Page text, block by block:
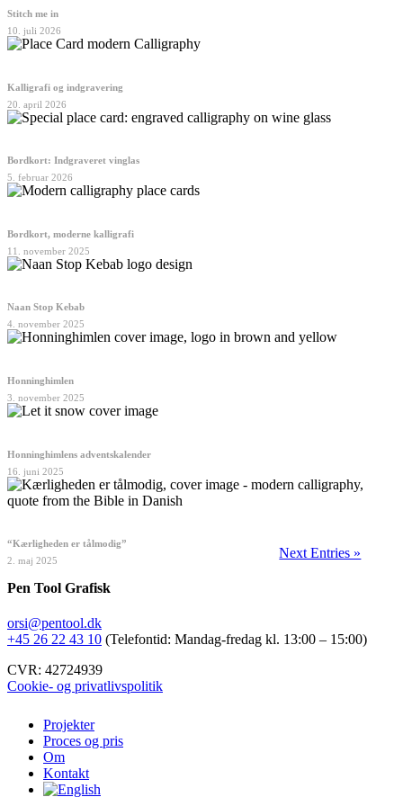
Stitch me in
10. juli 2026
Kalligrafi og indgravering
20. april 2026
Bordkort: Indgraveret vinglas
5. februar 2026
Bordkort, moderne kalligrafi
11. november 2025
Naan Stop Kebab
4. november 2025
Honninghimlen
3. november 2025
Honninghimlens adventskalender
16. juni 2025
“Kærligheden er tålmodig”
2. maj 2025
Next Entries »
Pen Tool Grafisk
orsi@pentool.dk
+45 26 22 43 10 (Telefontid: Mandag-fredag kl. 13:00 – 15:00)
CVR: 42724939
Cookie- og privatlivspolitik
Close
Menu
Projekter
Proces og pris
Om
Kontakt